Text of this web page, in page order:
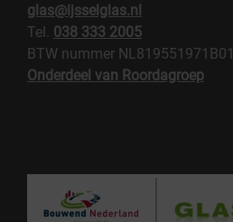
glas@ijsselglas.nl
Tel. 038 333 2005
BTW nummer NL819551971B01
Onderdeel van Roordagroep